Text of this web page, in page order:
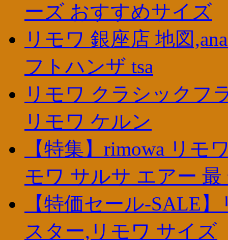
ーズ おすすめサイズ
リモワ 銀座店 地図
フトハンザ tsa
リモワ クラシックフ
リモワ ケルン
【特集】rimowa リモ
モワ サルサ エアー 最
【特価セール-SALE
スター,リモワ サイズ